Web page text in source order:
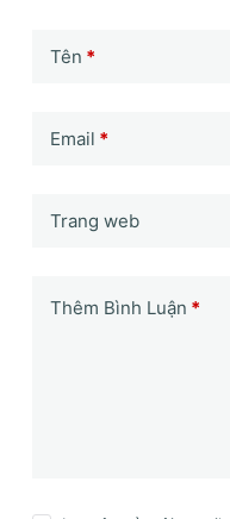
Tên *
Email *
Trang web
Thêm Bình Luận *